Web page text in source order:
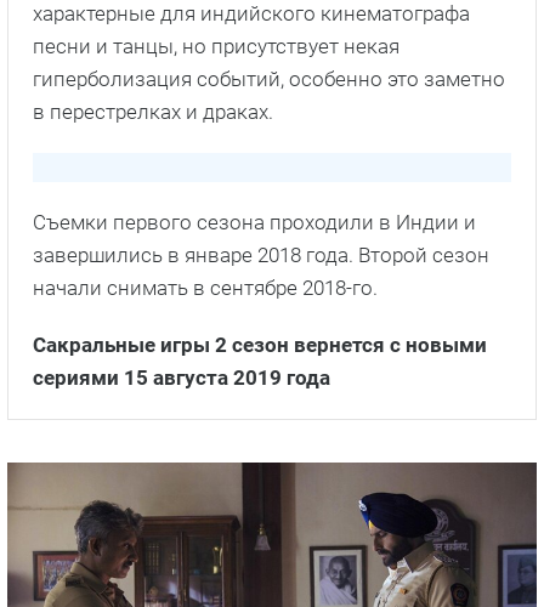
характерные для индийского кинематографа
песни и танцы, но присутствует некая
гиперболизация событий, особенно это заметно
в перестрелках и драках.
Съемки первого сезона проходили в Индии и
завершились в январе 2018 года. Второй сезон
начали снимать в сентябре 2018-го.
Сакральные игры 2 сезон вернется с новыми
сериями 15 августа 2019 года